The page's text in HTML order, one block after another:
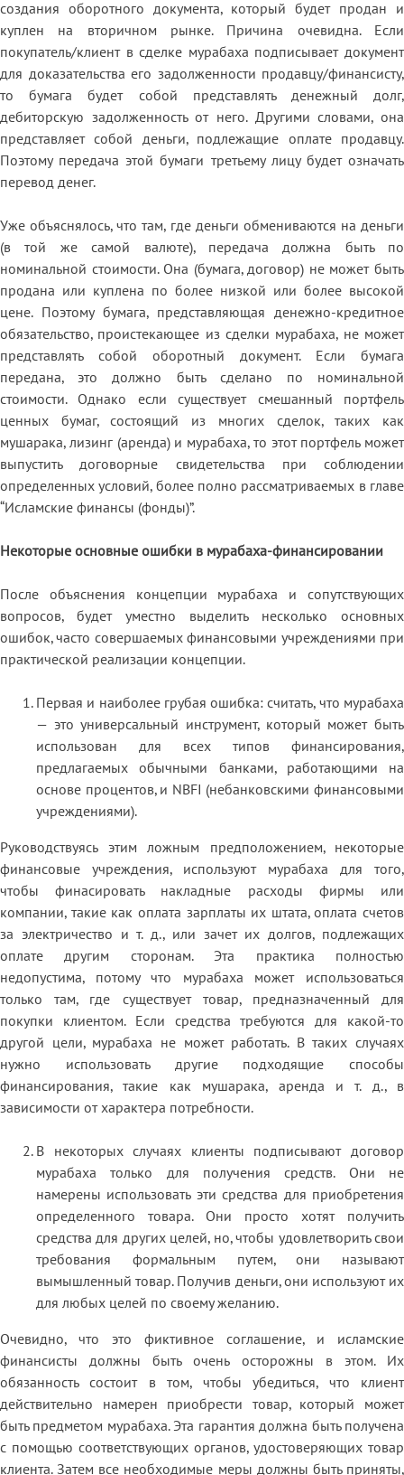
создания оборотного документа, который будет продан и
куплен на вторичном рынке. Причина очевидна. Если
покупатель/клиент в сделке мурабаха подписывает документ
для доказательства его задолженности продавцу/финансисту,
то бумага будет собой представлять денежный долг,
дебиторскую задолженность от него. Другими словами, она
представляет собой деньги, подлежащие оплате продавцу.
Поэтому передача этой бумаги третьему лицу будет означать
перевод денег.
Уже объяснялось, что там, где деньги обмениваются на деньги
(в той же самой валюте), передача должна быть по
номинальной стоимости. Она (бумага, договор) не может быть
продана или куплена по более низкой или более высокой
цене. Поэтому бумага, представляющая денежно-кредитное
обязательство, проистекающее из сделки мурабаха, не может
представлять собой оборотный документ. Если бумага
передана, это должно быть сделано по номинальной
стоимости. Однако если существует смешанный портфель
ценных бумаг, состоящий из многих сделок, таких как
мушарака, лизинг (аренда) и мурабаха, то этот портфель может
выпустить договорные свидетельства при соблюдении
определенных условий, более полно рассматриваемых в главе
“Исламские финансы (фонды)”.
Некоторые основные ошибки в мурабаха-финансировании
После объяснения концепции мурабаха и сопутствующих
вопросов, будет уместно выделить несколько основных
ошибок, часто совершаемых финансовыми учреждениями при
практической реализации концепции.
Первая и наиболее грубая ошибка: считать, что мурабаха
— это универсальный инструмент, который может быть
использован для всех типов финансирования,
предлагаемых обычными банками, работающими на
основе процентов, и NBFI (небанковскими финансовыми
учреждениями).
Руководствуясь этим ложным предположением, некоторые
финансовые учреждения, используют мурабаха для того,
чтобы финасировать накладные расходы фирмы или
компании, такие как оплата зарплаты их штата, оплата счетов
за электричество и т. д., или зачет их долгов, подлежащих
оплате другим сторонам. Эта практика полностью
недопустима, потому что мурабаха может использоваться
только там, где существует товар, предназначенный для
покупки клиентом. Если средства требуются для какой-то
другой цели, мурабаха не может работать. В таких случаях
нужно использовать другие подходящие способы
финансирования, такие как мушарака, аренда и т. д., в
зависимости от характера потребности.
В некоторых случаях клиенты подписывают договор
мурабаха только для получения средств. Они не
намерены использовать эти средства для приобретения
определенного товара. Они просто хотят получить
средства для других целей, но, чтобы удовлетворить свои
требования формальным путем, они называют
вымышленный товар. Получив деньги, они используют их
для любых целей по своему желанию.
Очевидно, что это фиктивное соглашение, и исламские
финансисты должны быть очень осторожны в этом. Их
обязанность состоит в том, чтобы убедиться, что клиент
действительно намерен приобрести товар, который может
быть предметом мурабаха. Эта гарантия должна быть получена
с помощью соответствующих органов, удостоверяющих товар
клиента. Затем все необходимые меры должны быть приняты,